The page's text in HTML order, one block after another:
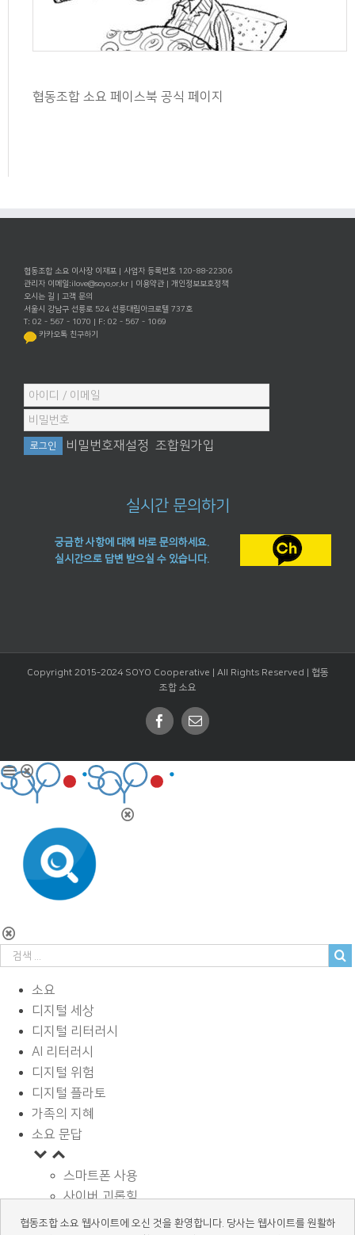
협동조합 소요 페이스북 공식 페이지
협동조합 소요 이사장 이재포 | 사업자 등록번호 120-88-22306
관리자 이메일:ilove@soyo.or.kr | 이용약관 | 개인정보보호정책
오시는 길 | 고객 문의
서울시 강남구 선릉로 524 선릉대림아크로텔 737호
T: 02 - 567 - 1070 | F: 02 - 567 - 1069
카카오톡 친구하기
비밀번호재설정 조합원가입
실시간 문의하기
궁금한 사항에 대해 바로 문의하세요.
실시간으로 답변 받으실 수 있습니다.
Copyright 2015-2024 SOYO Cooperative | All Rights Reserved | 협동
조합 소요
Facebook
Email
소요
디지털 세상
디지털 리터러시
AI 리터러시
디지털 위험
디지털 플라토
가족의 지혜
소요 문답
스마트폰 사용
사이버 괴롭힘
페이스북과 SNS
협동조합 소요 웹사이트에 오신 것을 환영합니다. 당사는 웹사이트를 원활하